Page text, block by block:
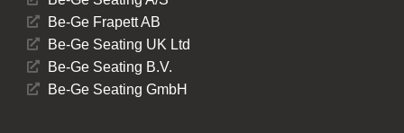
Be-Ge Frapett AB
Be-Ge Seating UK Ltd
Be-Ge Seating B.V.
Be-Ge Seating GmbH